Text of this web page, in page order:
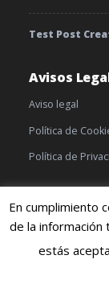
Test Post
Avisos
Aviso legal
Política de
Política de
© 2019
En cumplimiento
de la
estás